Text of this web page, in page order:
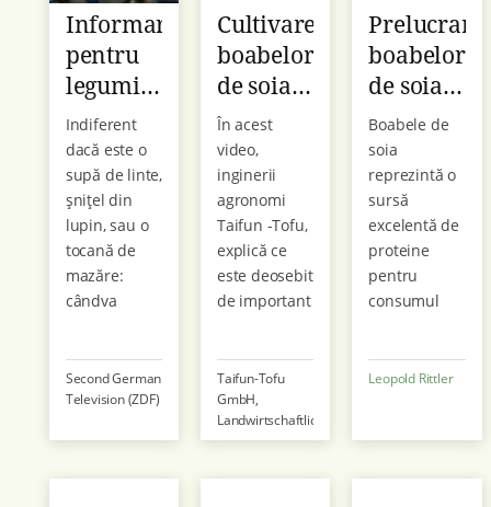
Informare
pentru
leguminoase
- ZDF
hub
Indiferent
dacă este o
supă de linte,
șnițel din
lupin, sau o
tocană de
mazăre:
cândva
oamenilor
săraci,
scena
Second German
Television (ZDF)
Cultivarea
boabelor
de soia
pentru
tofu
În acest
video,
inginerii
agronomi
Taifun -Tofu,
explică ce
este deosebit
de important
pentru
producerea
de tofu - de
soiurilor
Taifun-Tofu
GmbH,
Landwirtschaftliches
Zentrum für
Entwicklung
boabelor
de soia
la fermă
Boabele de
soia
reprezintă o
sursă
excelentă de
proteine
pentru
consumul
Acestea
trebuie
Leopold Rittler